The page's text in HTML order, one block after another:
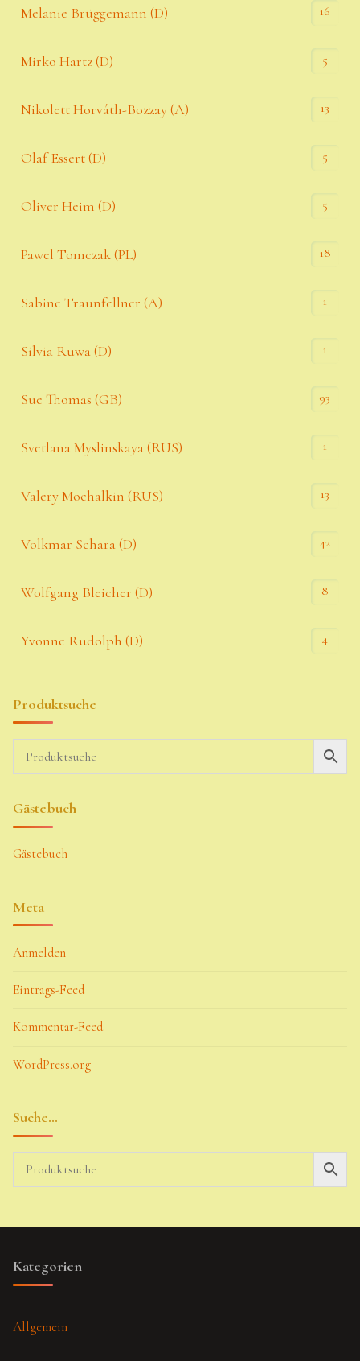
Melanie Brüggemann (D) 16
Mirko Hartz (D) 5
Nikolett Horváth-Bozzay (A) 13
Olaf Essert (D) 5
Oliver Heim (D) 5
Pawel Tomczak (PL) 18
Sabine Traunfellner (A) 1
Silvia Ruwa (D) 1
Sue Thomas (GB) 93
Svetlana Myslinskaya (RUS) 1
Valery Mochalkin (RUS) 13
Volkmar Schara (D) 42
Wolfgang Bleicher (D) 8
Yvonne Rudolph (D) 4
Produktsuche
Gästebuch
Gästebuch
Meta
Anmelden
Eintrags-Feed
Kommentar-Feed
WordPress.org
Suche…
Kategorien
Allgemein